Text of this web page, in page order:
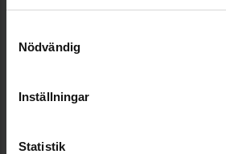
Nödvändig
Inställningar
Statistik
Relaterade utbildningar